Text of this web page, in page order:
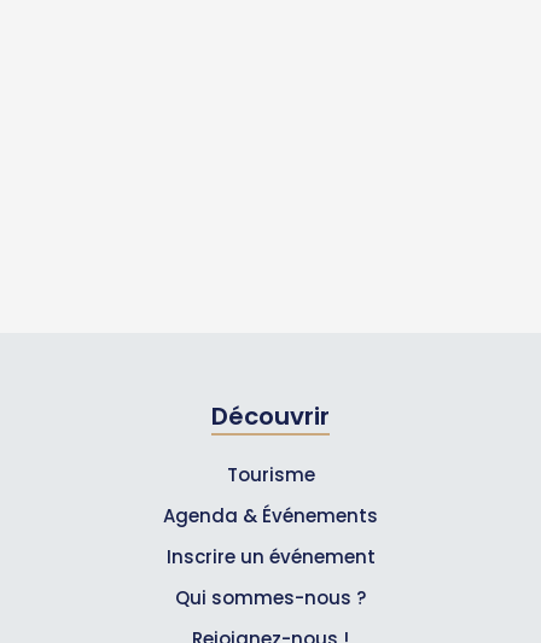
Découvrir
Tourisme
Agenda & Événements
Inscrire un événement
Qui sommes-nous ?